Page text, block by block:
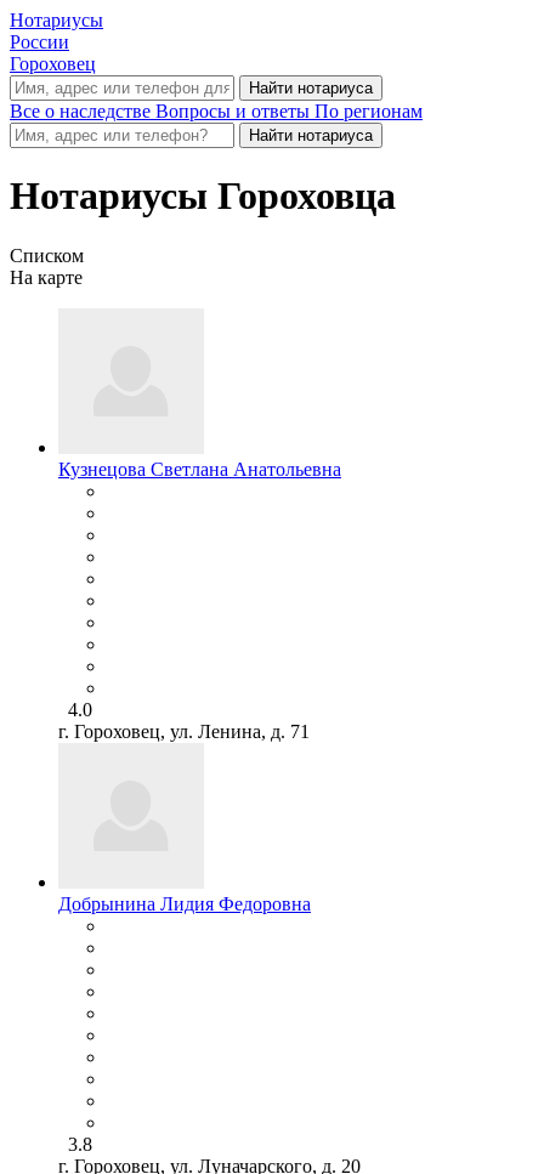
Нотариусы
России
Гороховец
Все о наследстве Вопросы и ответы По регионам
Нотариусы Гороховца
Списком
На карте
Кузнецова Светлана Анатольевна
4.0
г. Гороховец, ул. Ленина, д. 71
Добрынина Лидия Федоровна
3.8
г. Гороховец, ул. Луначарского, д. 20